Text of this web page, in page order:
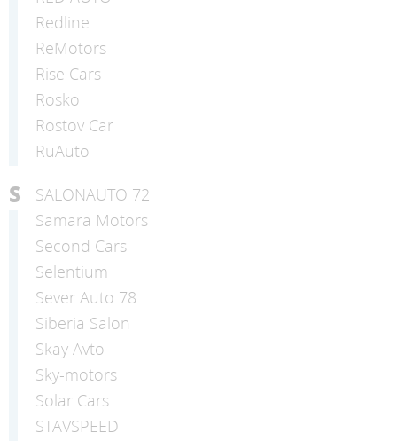
Redline
ReMotors
Rise Cars
Rosko
Rostov Car
RuAuto
S
SALONAUTO 72
Samara Motors
Second Cars
Selentium
Sever Auto 78
Siberia Salon
Skay Avto
Sky-motors
Solar Cars
STAVSPEED